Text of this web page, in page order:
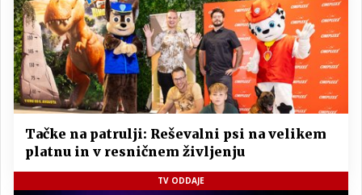
Tačke na patrulji: Reševalni psi na velikem
platnu in v resničnem življenju
TV ODDAJE